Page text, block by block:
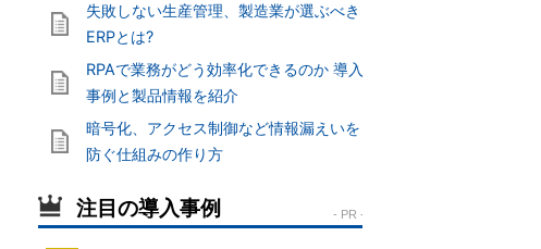
失敗しない生産管理、製造業が選ぶべき
ERPとは?
RPAで業務がどう効率化できるのか 導入
事例と製品情報を紹介
暗号化、アクセス制御など情報漏えいを
防ぐ仕組みの作り方